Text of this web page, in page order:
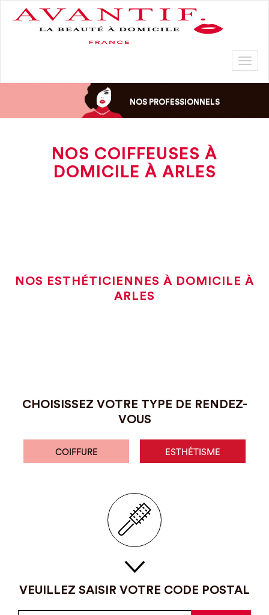
NOS PROFESSIONNELS
NOS COIFFEUSES À
DOMICILE À ARLES
NOS ESTHÉTICIENNES À DOMICILE À
ARLES
CHOISISSEZ VOTRE TYPE DE RENDEZ-
VOUS
COIFFURE ESTHÉTISME
VEUILLEZ SAISIR VOTRE CODE POSTAL